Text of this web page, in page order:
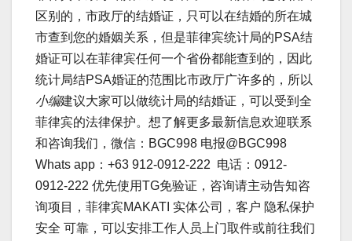
区别的，市政厅的结婚证，只可以在结婚的所在城
市查到您的婚姻关系，但是菲律宾统计局的PSA结
婚证可以在菲律宾任何一个省份都能查到的，因此
统计局结PSA婚证的范围比市政厅广许多的，所以
小编建议大家可以做统计局的结婚证，可以受到全
菲律宾的法律保护。想了解更多最新信息欢迎联系
和咨询我们，微信：BGC998 电报@BGC998
Whats app：+63 912-0912-222 电话：0912-
0912-222 优先使用TG免验证，咨询请主动告知咨
询项目，菲律宾MAKATI 实体公司，客户 隐私保护
安全 可靠，可以安排工作人员上门取件或前往我们